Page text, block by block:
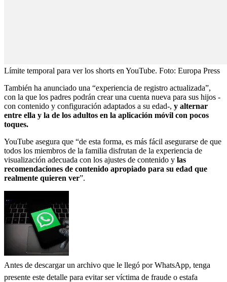
Límite temporal para ver los shorts en YouTube. Foto: Europa Press
También ha anunciado una “experiencia de registro actualizada”,
con la que los padres podrán crear una cuenta nueva para sus hijos -
con contenido y configuración adaptados a su edad-, y alternar
entre ella y la de los adultos en la aplicación móvil con pocos
toques.
YouTube asegura que “de esta forma, es más fácil asegurarse de que
todos los miembros de la familia disfrutan de la experiencia de
visualización adecuada con los ajustes de contenido y las
recomendaciones de contenido apropiado para su edad que
realmente quieren ver”.
Antes de descargar un archivo que le llegó por WhatsApp, tenga
presente este detalle para evitar ser víctima de fraude o estafa